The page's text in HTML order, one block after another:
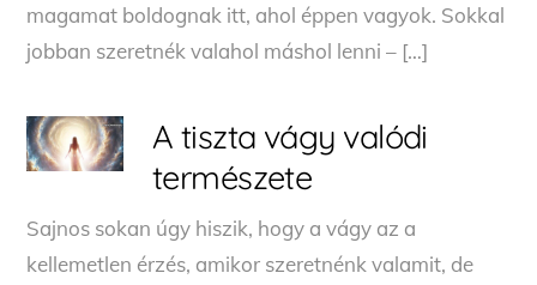
magamat boldognak itt, ahol éppen vagyok. Sokkal
jobban szeretnék valahol máshol lenni – […]
A tiszta vágy valódi
természete
Sajnos sokan úgy hiszik, hogy a vágy az a
kellemetlen érzés, amikor szeretnénk valamit, de